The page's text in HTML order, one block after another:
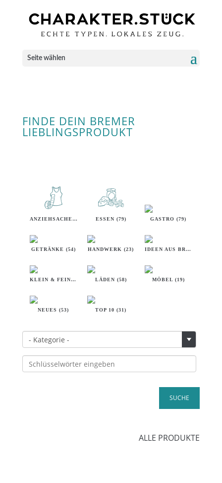
Seite wählen
FINDE DEIN BREMER
LIEBLINGSPRODUKT
ANZIEHSACHEN (40) ESSEN (79) GASTRO (79)
GETRÄNKE (54) HANDWERK (23) IDEEN AUS BREMEN (32)
KLEIN & FEIN (18) LÄDEN (58) MÖBEL (19)
NEUES (53) TOP 10 (31)
ALLE PRODUKTE